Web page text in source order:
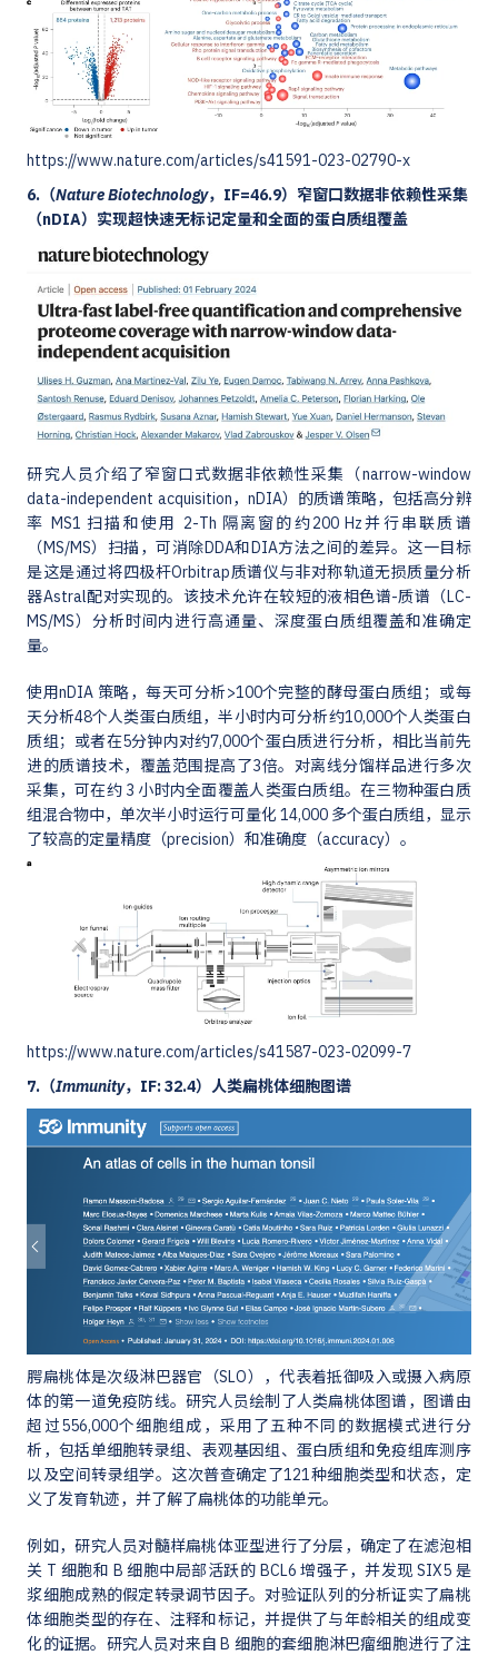
https://www.nature.com/articles/s41591-023-02790-x
6.（Nature Biotechnology，IF=46.9）窄窗口数据非依赖性采集
（nDIA）实现超快速无标记定量和全面的蛋白质组覆盖
研究人员介绍了窄窗口式数据非依赖性采集（narrow-window
data-independent acquisition，nDIA）的质谱策略，包括高分辨
率 MS1 扫描和使用 2-Th 隔离窗的约200 Hz并行串联质谱
（MS/MS）扫描，可消除DDA和DIA方法之间的差异。这一目标
是这是通过将四极杆Orbitrap质谱仪与非对称轨道无损质量分析
器Astral配对实现的。该技术允许在较短的液相色谱-质谱（LC-
MS/MS）分析时间内进行高通量、深度蛋白质组覆盖和准确定
量。
使用nDIA 策略，每天可分析>100个完整的酵母蛋白质组；或每
天分析48个人类蛋白质组，半小时内可分析约10,000个人类蛋白
质组；或者在5分钟内对约7,000个蛋白质进行分析，相比当前先
进的质谱技术，覆盖范围提高了3倍。对离线分馏样品进行多次
采集，可在约 3 小时内全面覆盖人类蛋白质组。在三物种蛋白质
组混合物中，单次半小时运行可量化 14,000 多个蛋白质组，显示
了较高的定量精度（precision）和准确度（accuracy）。
https://www.nature.com/articles/s41587-023-02099-7
7.（Immunity，IF: 32.4）人类扁桃体细胞图谱
腭扁桃体是次级淋巴器官（SLO），代表着抵御吸入或摄入病原
体的第一道免疫防线。研究人员绘制了人类扁桃体图谱，图谱由
超过556,000个细胞组成，采用了五种不同的数据模式进行分
析，包括单细胞转录组、表观基因组、蛋白质组和免疫组库测序
以及空间转录组学。这次普查确定了121种细胞类型和状态，定
义了发育轨迹，并了解了扁桃体的功能单元。
例如，研究人员对髓样扁桃体亚型进行了分层，确定了在滤泡相
关 T 细胞和 B 细胞中局部活跃的 BCL6 增强子，并发现 SIX5 是
浆细胞成熟的假定转录调节因子。对验证队列的分析证实了扁桃
体细胞类型的存在、注释和标记，并提供了与年龄相关的组成变
化的证据。研究人员对来自 B 细胞的套细胞淋巴瘤细胞进行了注